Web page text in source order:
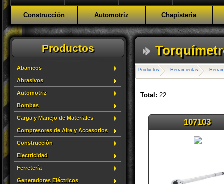
Construcción Automotriz Chapisteria
Productos
Abanicos
Abrasivos
Automotriz
Bombas
Carga y Manejo de Materiales
Compresores de Aire y Accesorios
Construcción
Electricidad
Ferretería
Generadores Eléctricos
Productos Herramientas
Total: 22
107103